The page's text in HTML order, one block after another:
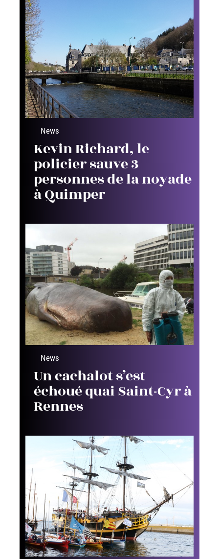
News
Kevin Richard, le
policier sauve 3
personnes de la noyade
à Quimper
News
Un cachalot s’est
échoué quai Saint-Cyr à
Rennes